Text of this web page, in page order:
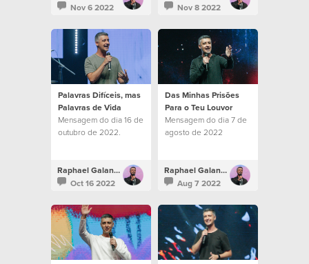
Nov 6 2022
Nov 8 2022
Palavras Difíceis, mas
Palavras de Vida
Mensagem do dia 16 de
outubro de 2022.
Raphael Galante
Oct 16 2022
Das Minhas Prisões
Para o Teu Louvor
Mensagem do dia 7 de
agosto de 2022
Raphael Galante
Aug 7 2022